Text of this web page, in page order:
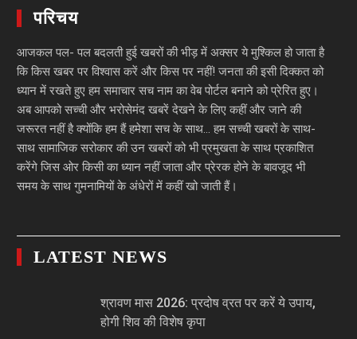
परिचय
आजकल पल- पल बदलती हुई खबरों की भीड़ में अक्सर ये मुश्किल हो जाता है
कि किस खबर पर विश्वास करें और किस पर नहीं! जनता की इसी दिक्कत को
ध्यान में रखते हुए हम समाचार सच नाम का वेब पोर्टल बनाने को प्रेरित हुए।
अब आपको सच्ची और भरोसेमंद खबरें देखने के लिए कहीं और जाने की
जरूरत नहीं है क्योंकि हम हैं हमेशा सच के साथ… हम सच्ची खबरों के साथ-
साथ सामाजिक सरोकार की उन खबरों को भी प्रमुखता के साथ प्रकाशित
करेंगे जिस ओर किसी का ध्यान नहीं जाता और प्रेरक होने के बावजूद भी
समय के साथ गुमनामियों के अंधेरों में कहीं खो जाती हैं।
LATEST NEWS
श्रावण मास 2026: प्रदोष व्रत पर करें ये उपाय,
होगी शिव की विशेष कृपा